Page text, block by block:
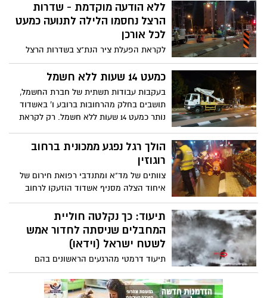
ללא הודעה מוקדמת - שדרות
הרצל נחסמו הלילה לתנועה כמעט
לכל אורכן
לקראת הפעלת ציר הנת"צ בשדרות הרצל
מחר בבוקר, ציר התנועה הראשי נחסם הלילה
לתנועה כמעט לכל אורכו
כמעט 14 שעות ללא חשמל
בעקבות עבודות תשתית של חברת החשמל,
תושבים בחלק מהרחובות ברובע ו' באשדוד
נותר כמעט 14 שעות ללא חשמל. רק לקראת
האחרון היו התושבים ללא חשמל במשך לילה
הולך רגל נפגע ממכונית ברחוב
רוגוזין
צוותים של מד"א ומתנדבי רפואת חירום של
איחוד הצלה מסניף אשדוד הוזעקו לרחוב
רוגוזין באשדוד בעקבות דיווח שהגיע על
תאונת דרכים. צוותי ההצלה העניקו טיפול
רפואי ראשוני להולך רגל כבן 60 שנפגע במצב
קל בתאונה עם מעורבות רכב פרטי, נסיבות
התאונה בבדיקה
תיעוד: כך נקלטה חוליית
המחבלים שניסתה לחדור אמש
לשטח ישראל (וידאו)
תיעוד דרמטי מהרגעים הראשונים בהם
נקלטה חוליית המחבלים אמש, שניסתה
לחדור לשטח ישראל ולבצע פיגוע גדול